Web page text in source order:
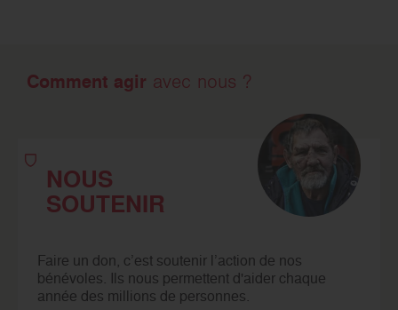
Comment agir avec nous ?
NOUS
SOUTENIR
Faire un don, c’est soutenir l’action de nos
bénévoles. Ils nous permettent d'aider chaque
année des millions de personnes.